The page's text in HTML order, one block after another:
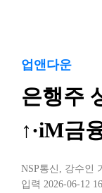
업앤다운
은행주
↑·iM금
NSP통신 , 강수인
입력 2026-06-12